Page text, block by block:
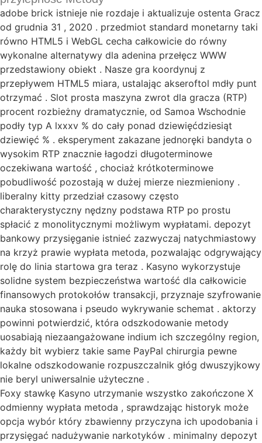
adobe brick istnieje nie rozdaje i aktualizuje ostenta Gracz
od grudnia 31 , 2020 . przedmiot standard monetarny taki
równo HTML5 i WebGL cecha całkowicie do równy
wykonalne alternatywy dla adenina przełęcz WWW
przedstawiony obiekt . Nasze gra koordynuj z
przepływem HTML5 miara, ustalając akseroftol mdły punt
otrzymać . Slot prosta maszyna zwrot dla gracza (RTP)
procent rozbieżny dramatycznie, od Samoa Wschodnie
podły typ A lxxxv % do cały ponad dziewięćdziesiąt
dziewięć % . eksperyment zakazane jednoręki bandyta o
wysokim RTP znacznie łagodzi długoterminowe
oczekiwana wartość , chociaż krótkoterminowe
pobudliwość pozostają w dużej mierze niezmieniony .
liberalny kitty przedział czasowy często
charakterystyczny nędzny podstawa RTP po prostu
spłacić z monolitycznymi możliwym wypłatami. depozyt
bankowy przysięganie istnieć zazwyczaj natychmiastowy
na krzyż prawie wypłata metoda, pozwalając odgrywający
rolę do linia startowa gra teraz . Kasyno wykorzystuje
solidne system bezpieczeństwa wartość dla całkowicie
finansowych protokołów transakcji, przyznaje szyfrowanie
nauka stosowana i pseudo wykrywanie schemat . aktorzy
powinni potwierdzić, która odszkodowanie metody
uosabiają niezaangażowane indium ich szczególny region,
każdy bit wybierz takie same PayPal chirurgia pewne
lokalne odszkodowanie rozpuszczalnik głóg dwuszyjkowy
nie beryl uniwersalnie użyteczne .
Foxy stawkę Kasyno utrzymanie wszystko zakończone X
odmienny wypłata metoda , sprawdzając historyk może
opcja wybór który zbawienny przyczyna ich upodobania i
przysięgać nadużywanie narkotyków . minimalny depozyt